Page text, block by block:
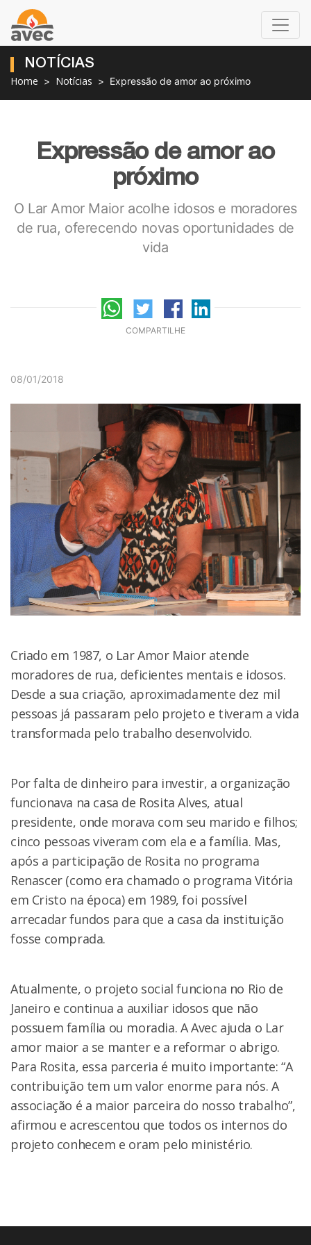
NOTÍCIAS
Home Notícias Expressão de amor ao próximo
Expressão de amor ao
próximo
O Lar Amor Maior acolhe idosos e moradores
de rua, oferecendo novas oportunidades de
vida
COMPARTILHE
08/01/2018
Criado em 1987, o Lar Amor Maior atende
moradores de rua, deficientes mentais e idosos.
Desde a sua criação, aproximadamente dez mil
pessoas já passaram pelo projeto e tiveram a vida
transformada pelo trabalho desenvolvido.
Por falta de dinheiro para investir, a organização
funcionava na casa de Rosita Alves, atual
presidente, onde morava com seu marido e filhos;
cinco pessoas viveram com ela e a família. Mas,
após a participação de Rosita no programa
Renascer (como era chamado o programa Vitória
em Cristo na época) em 1989, foi possível
arrecadar fundos para que a casa da instituição
fosse comprada.
Atualmente, o projeto social funciona no Rio de
Janeiro e continua a auxiliar idosos que não
possuem família ou moradia. A Avec ajuda o Lar
amor maior a se manter e a reformar o abrigo.
Para Rosita, essa parceria é muito importante: “A
contribuição tem um valor enorme para nós. A
associação é a maior parceira do nosso trabalho”,
afirmou e acrescentou que todos os internos do
projeto conhecem e oram pelo ministério.